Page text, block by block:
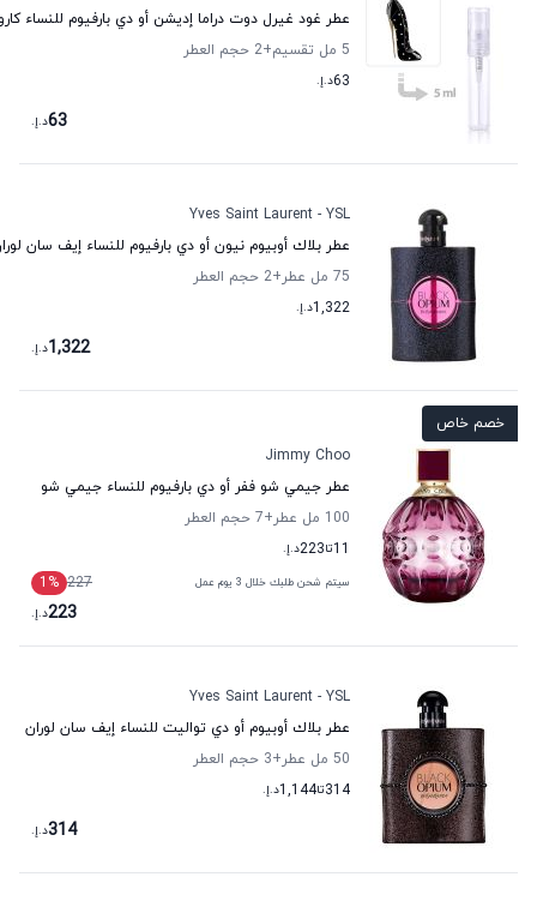
عطر غود غيرل دوت دراما إديشن أو دي بارفيوم للنساء
5 مل تقسيم
+2
حجم العطر
63د.إ.
63د.إ.
Yves Saint Laurent - YSL
عطر بلاك أوبيوم نيون أو دي بارفيوم للنساء إيف سان
75 مل عطر
+2
حجم العطر
1,322د.إ.
1,322د.إ.
خصم خاص
Jimmy Choo
عطر جيمي شو ففر أو دي بارفيوم للنساء جيمي شو
100 مل عطر
+7
حجم العطر
11تا223د.إ.
سيتم شحن طلبك خلال 3 يوم عمل 227
1 %
223د.إ.
Yves Saint Laurent - YSL
عطر بلاك أوبيوم أو دي تواليت للنساء إيف سان لوران
50 مل عطر
+3
حجم العطر
314تا1,144د.إ.
314د.إ.